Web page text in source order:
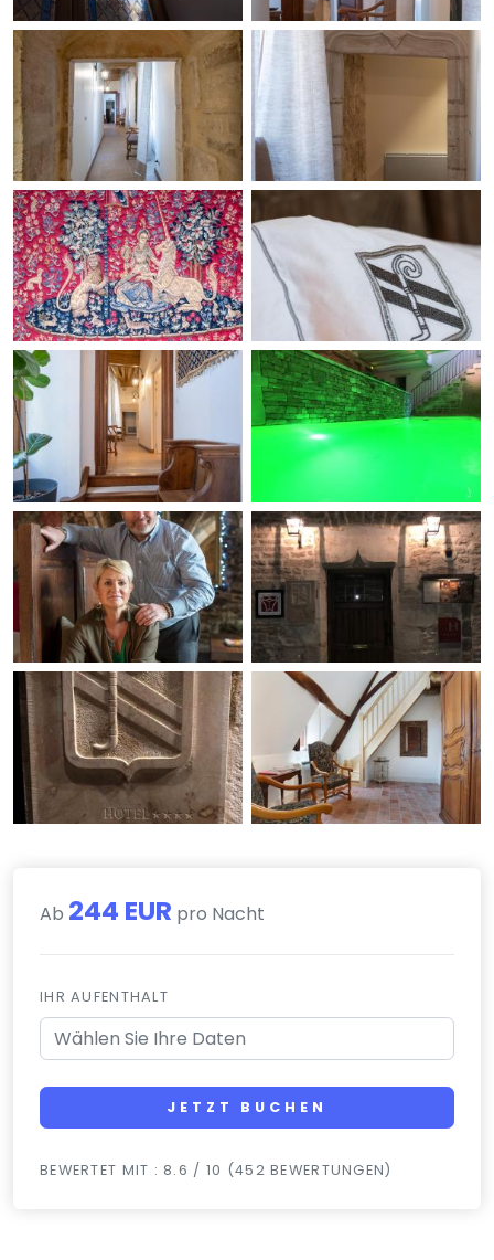
Ab 244 EUR pro Nacht
IHR AUFENTHALT
JETZT BUCHEN
BEWERTET MIT : 8.6 / 10 (452 BEWERTUNGEN)